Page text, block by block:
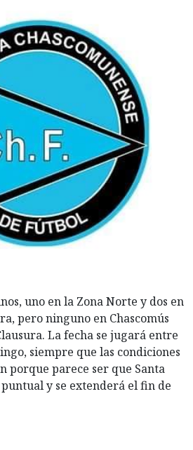
uno en la Zona Norte y dos en
pero ninguno en Chascomús
La fecha se jugará entre
siempre que las condiciones
porque parece ser que Santa
y se extenderá el fin de